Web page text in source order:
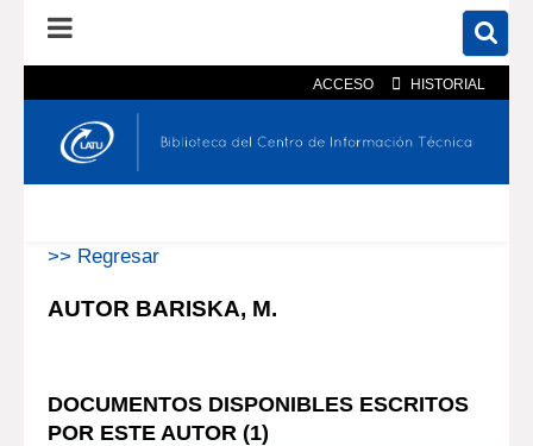
ACCESO HISTORIAL
En el catálogo En el sitio
>> Regresar
AUTOR BARISKA, M.
DOCUMENTOS DISPONIBLES ESCRITOS
POR ESTE AUTOR (1)